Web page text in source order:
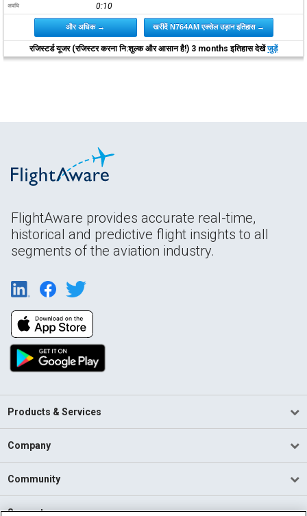
अवधि 0:10
और अधिक → खरीदें N764AM एक्सेल उड़ान इतिहास →
रजिस्टर्ड यूजर (रजिस्टर करना नि:शुल्क और आसान है!) 3 months इतिहास देखेंजुड़ें
FlightAware provides accurate real-time,
historical and predictive flight insights to all
segments of the aviation industry.
Products & Services
Company
Community
Support